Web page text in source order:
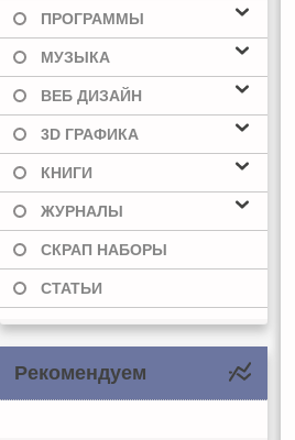
ПРОГРАММЫ
МУЗЫКА
ВЕБ ДИЗАЙН
3D ГРАФИКА
КНИГИ
ЖУРНАЛЫ
СКРАП НАБОРЫ
СТАТЬИ
Рекомендуем